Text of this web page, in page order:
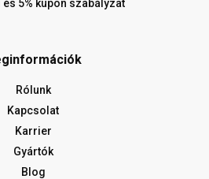
5% kupon szabályzat
Rólunk
Kapcsolat
Karrier
Gyártók
Blog